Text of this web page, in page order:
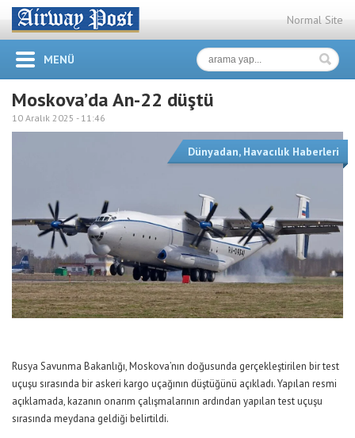
Normal Site
MENÜ
Moskova’da An-22 düştü
10 Aralık 2025 - 11:46
Dünyadan, Havacılık Haberleri
Rusya Savunma Bakanlığı, Moskova’nın doğusunda gerçekleştirilen bir test
uçuşu sırasında bir askeri kargo uçağının düştüğünü açıkladı. Yapılan resmi
açıklamada, kazanın onarım çalışmalarının ardından yapılan test uçuşu
sırasında meydana geldiği belirtildi.